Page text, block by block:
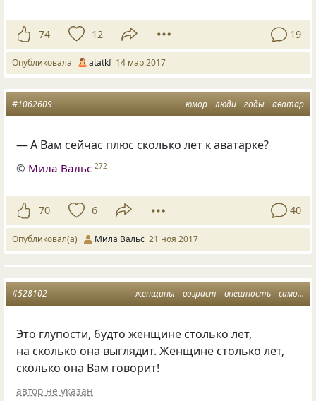
74 12 19
Опубликовала atatkf 14 мар 2017
юмор люди годы аватар
#1062609
— А Вам сейчас плюс сколько лет к аватарке?
© Мила Вальс 272
70 6 40
Опубликовал(а) Мила Вальс 21 ноя 2017
женщины возраст внешность самочувствие
#528102
Это глупости, будто женщине столько лет,
на сколько она выглядит. Женщине столько лет,
сколько она Вам говорит!
автор не указан